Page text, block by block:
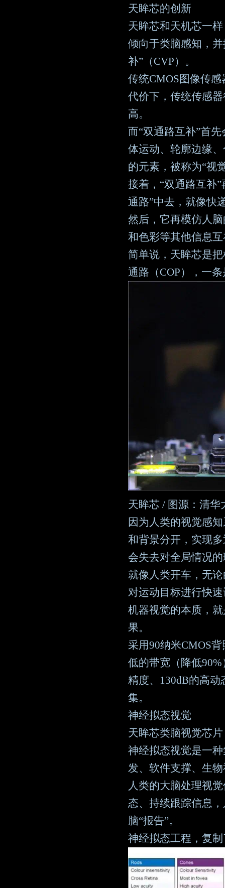
天眸芯的创新
天眸芯和天机芯一
倾向于类脑感知，
补”（CVP）。
传统CMOS图像传
代价下，传统传感
高。
而“双通路互补”首
体运动、轮廓边缘
的元素，被称为“视
接着，“双通路互补
通路”中去，就像快
然后，它再模仿人
和色彩等其他信息
简单说，天眸芯是
通路（COP），一
天眸芯 / 图源：清华
因为人类的视觉感
和背景分开，实现
会失去对全局情况
就像人类开车，无
对运动目标进行快
机器视觉的本质，
果。
采用90纳米CMOS
低的带宽（降低
精度、130dB的高
集。
神经拟态视觉
天眸芯类脑视觉芯
神经拟态视觉是一
发、软件支撑、生
人类的大脑处理视
态、持续跟踪信息
脑“报告”。
神经拟态工程，复